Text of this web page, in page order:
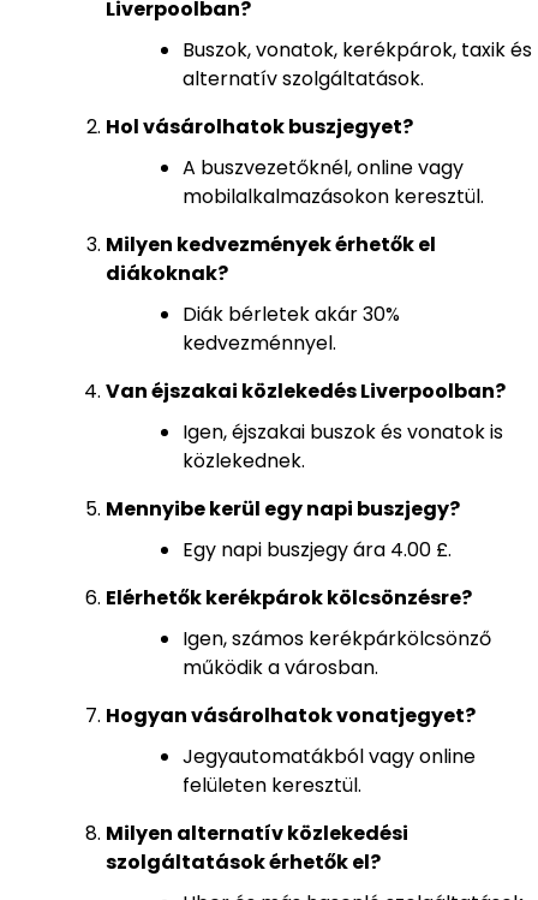
Liverpoolban?
Buszok, vonatok, kerékpárok, taxik és
alternatív szolgáltatások.
Hol vásárolhatok buszjegyet?
A buszvezetőknél, online vagy
mobilalkalmazásokon keresztül.
Milyen kedvezmények érhetők el
diákoknak?
Diák bérletek akár 30%
kedvezménnyel.
Van éjszakai közlekedés Liverpoolban?
Igen, éjszakai buszok és vonatok is
közlekednek.
Mennyibe kerül egy napi buszjegy?
Egy napi buszjegy ára 4.00 £.
Elérhetők kerékpárok kölcsönzésre?
Igen, számos kerékpárkölcsönző
működik a városban.
Hogyan vásárolhatok vonatjegyet?
Jegyautomatákból vagy online
felületen keresztül.
Milyen alternatív közlekedési
szolgáltatások érhetők el?